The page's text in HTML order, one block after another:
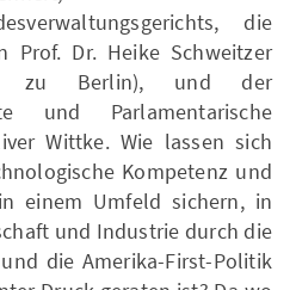
die
Prof. Dr. Heike Schweitzer
zu Berlin), und der
und Parlamentarische
Wittke. Wie lassen sich
Kompetenz und
einem Umfeld sichern, in
und Industrie durch die
die Amerika-First-Politik